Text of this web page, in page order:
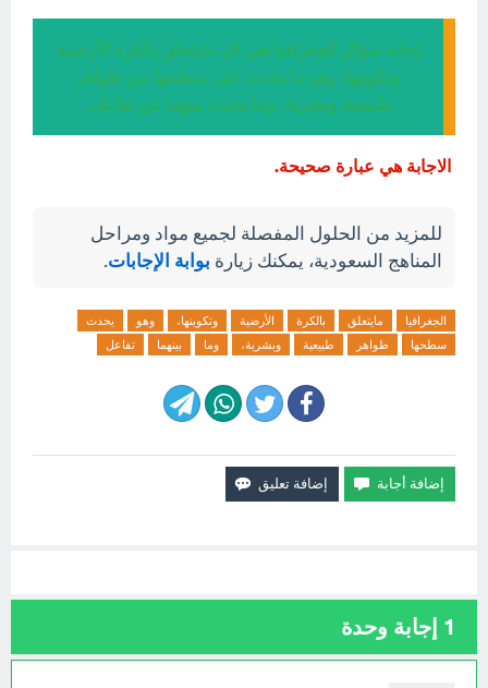
إجابة سؤال الجغرافيا هي كل مايتعلق بالكرة الأرضية
وتكوينها، وهو ما يحدث على سطحها من ظواهر
طبيعية وبشرية، وما يحدث بينهما من تفاعل.
الاجابة هي عبارة صحيحة.
للمزيد من الحلول المفصلة لجميع مواد ومراحل
المناهج السعودية، يمكنك زيارة بوابة الإجابات.
الجغرافيا مايتعلق بالكرة الأرضية وتكوينها، وهو
يحدث
سطحها
ظواهر طبيعية وبشرية، وما بينهما تفاعل
1 إجابة وحدة